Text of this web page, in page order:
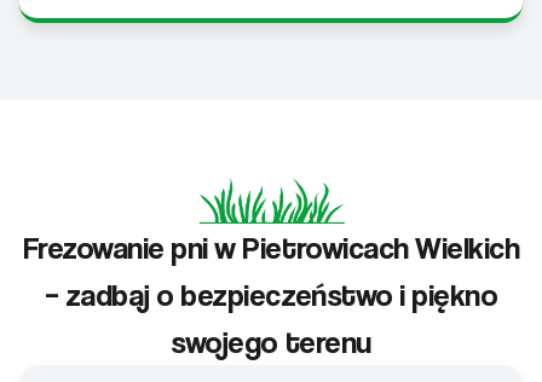
Frezowanie pni w Pietrowicach Wielkich
– zadbaj o bezpieczeństwo i piękno
swojego terenu